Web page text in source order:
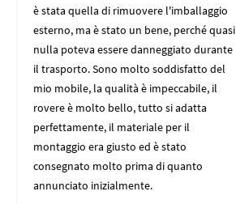
è stata quella di rimuovere l'imballaggio
esterno, ma è stato un bene, perché quasi
nulla poteva essere danneggiato durante
il trasporto. Sono molto soddisfatto del
mio mobile, la qualità è impeccabile, il
rovere è molto bello, tutto si adatta
perfettamente, il materiale per il
montaggio era giusto ed è stato
consegnato molto prima di quanto
annunciato inizialmente.